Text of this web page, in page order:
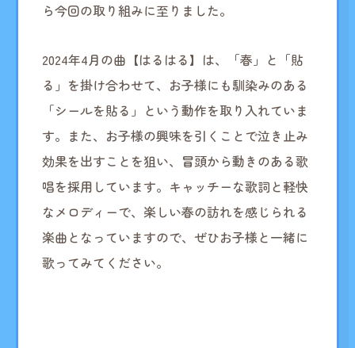
ら今回の取り組みに至りました。
2024年4月の曲【はるはる】は、「春」と「貼
る」を掛け合わせて、お子様にも馴染みのある
「シールを貼る」という動作を取り入れていま
す。また、お子様の興味を引くことで泣き止み
効果を出すことを狙い、冒頭から動きのある歌
唱を採用しています。キャッチーな歌詞と軽快
なメロディーで、楽しい春の訪れを感じられる
楽曲となっていますので、ぜひお子様と一緒に
歌ってみてください。